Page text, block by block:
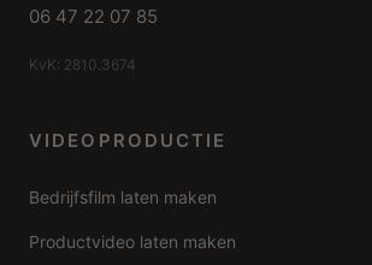
06 47 22 07 85
KvK: 2810.3674
VIDEOPRODUCTIE
Bedrijfsfilm laten maken
Productvideo laten maken